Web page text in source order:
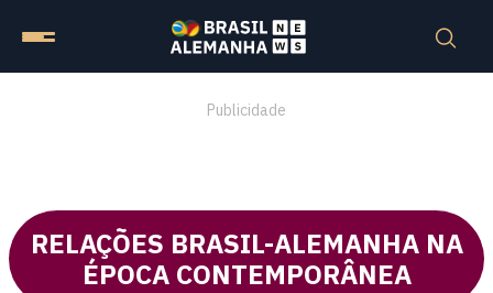
Publicidade
RELAÇÕES BRASIL-ALEMANHA NA
ÉPOCA CONTEMPORÂNEA